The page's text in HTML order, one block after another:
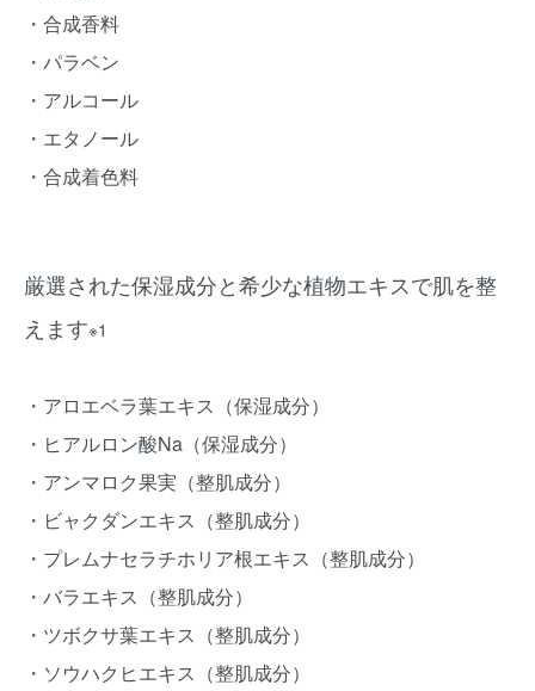
・合成香料
・パラベン
・アルコール
・エタノール
・合成着色料
厳選された保湿成分と希少な植物エキスで肌を整
えます※1
・アロエベラ葉エキス（保湿成分）
・ヒアルロン酸Na（保湿成分）
・アンマロク果実（整肌成分）
・ビャクダンエキス（整肌成分）
・プレムナセラチホリア根エキス（整肌成分）
・バラエキス（整肌成分）
・ツボクサ葉エキス（整肌成分）
・ソウハクヒエキス（整肌成分）